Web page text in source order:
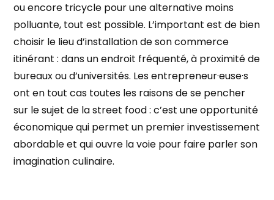
ou encore tricycle pour une alternative moins
polluante, tout est possible. L’important est de bien
choisir le lieu d’installation de son commerce
itinérant : dans un endroit fréquenté, à proximité de
bureaux ou d’universités. Les entrepreneur·euse·s
ont en tout cas toutes les raisons de se pencher
sur le sujet de la street food : c’est une opportunité
économique qui permet un premier investissement
abordable et qui ouvre la voie pour faire parler son
imagination culinaire.